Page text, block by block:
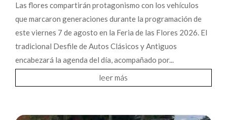
Las flores compartirán protagonismo con los vehículos
que marcaron generaciones durante la programación de
este viernes 7 de agosto en la Feria de las Flores 2026. El
tradicional Desfile de Autos Clásicos y Antiguos
encabezará la agenda del día, acompañado por...
leer más